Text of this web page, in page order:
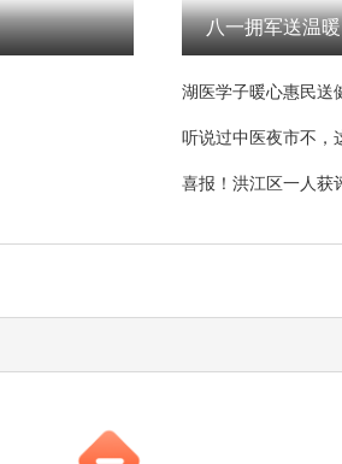
八一拥军送温
湖医学子暖心惠民送
听说过中医夜市不，
喜报！洪江区一人获